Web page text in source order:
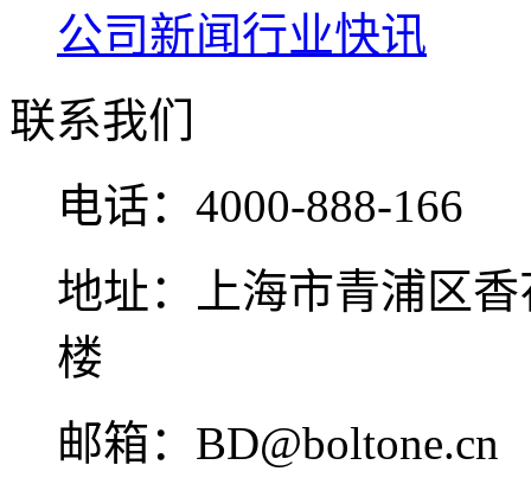
公司新闻行业快讯
联系我们
电话： 4000-888-166
地址：
上海市青浦区
楼
邮箱： BD@boltone.cn